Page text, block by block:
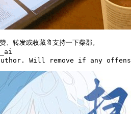
、转发或收藏🔖支持一下柴郡。
Will remove if any